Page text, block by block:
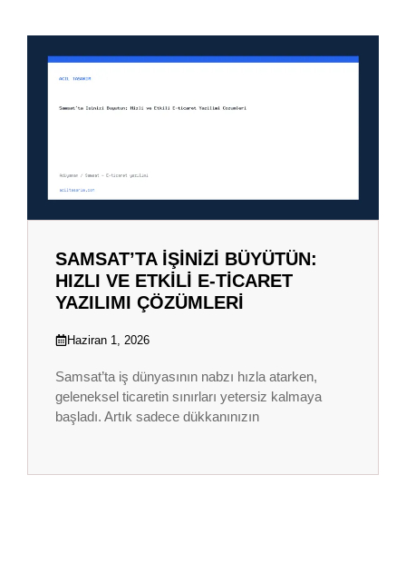
SAMSAT’TA İŞINIZI BÜYÜTÜN:
HIZLI VE ETKILI E-TICARET
YAZILIMI ÇÖZÜMLERI
Haziran 1, 2026
Samsat’ta iş dünyasının nabzı hızla atarken,
geleneksel ticaretin sınırları yetersiz kalmaya
başladı. Artık sadece dükkanınızın